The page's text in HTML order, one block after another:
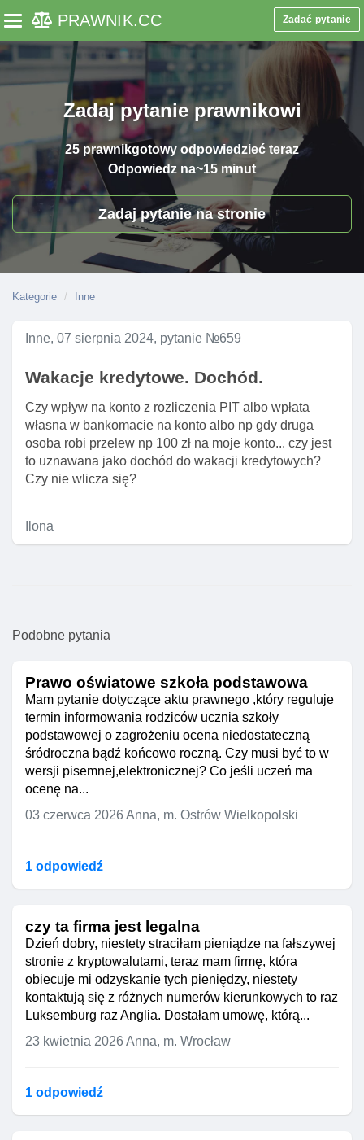
Toggle navigation
PRAWNIK.CC Zadać pytanie
Zadaj pytanie prawnikowi
25 prawnikgotowy odpowiedzieć teraz
Odpowiedz na~15 minut
Zadaj pytanie na stronie
Kategorie Inne
Inne, 07 sierpnia 2024, pytanie №659
Wakacje kredytowe. Dochód.
Czy wpływ na konto z rozliczenia PIT albo wpłata
własna w bankomacie na konto albo np gdy druga
osoba robi przelew np 100 zł na moje konto... czy jest
to uznawana jako dochód do wakacji kredytowych?
Czy nie wlicza się?
Ilona
Podobne pytania
Prawo oświatowe szkoła podstawowa
Mam pytanie dotyczące aktu prawnego ,który reguluje
termin informowania rodziców ucznia szkoły
podstawowej o zagrożeniu ocena niedostateczną
śródroczna bądź końcowo roczną. Czy musi być to w
wersji pisemnej,elektronicznej? Co jeśli uczeń ma
ocenę na...
03 czerwca 2026 Anna, m. Ostrów Wielkopolski
1 odpowiedź
czy ta firma jest legalna
Dzień dobry, niestety straciłam pieniądze na fałszywej
stronie z kryptowalutami, teraz mam firmę, która
obiecuje mi odzyskanie tych pieniędzy, niestety
kontaktują się z różnych numerów kierunkowych to raz
Luksemburg raz Anglia. Dostałam umowę, którą...
23 kwietnia 2026 Anna, m. Wrocław
1 odpowiedź